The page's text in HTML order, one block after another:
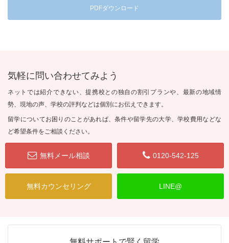
PDFダウンロード
気軽に問い合わせてみよう
ネットでは紹介できない、提携校との独自の割引プランや、最新の地域情
勢、現地の声、学校の評判などは個別にお伝えできます。
留学についてお困りのことがあれば、条件や留学先の大学、学校費用などな
ど希望条件をご相談ください。
無料メール相談 0120-542-125
無料カウンセリング LINE@